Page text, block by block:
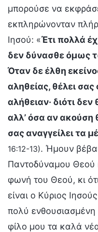
μπορούσε να
εκπληρώνονταν
Ιησού: «Έτι πολλά
δεν δύνασθε όμως
Όταν δε έλθη
αληθείας, θέλει
αλήθειαν· διότι
αλλ’ όσα αν ακούση
σας αναγγείλει τα
16:12-13). Ήμουν
Παντοδύναμου Θεού
φωνή του Θεού, κι
είναι ο Κύριος
πολύ
φίλο μου τα καλά